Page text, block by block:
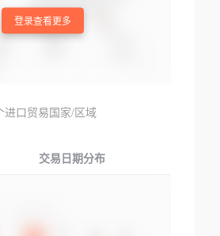
登录查看更多
进口贸易国家/区域
交易日期分布